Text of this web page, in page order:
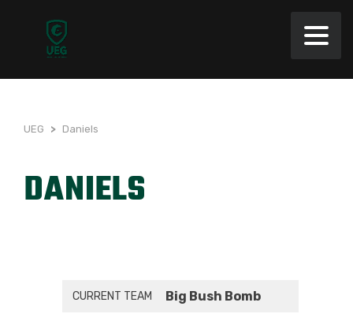
UEG > Daniels
DANIELS
CURRENT TEAM Big Bush Bomb